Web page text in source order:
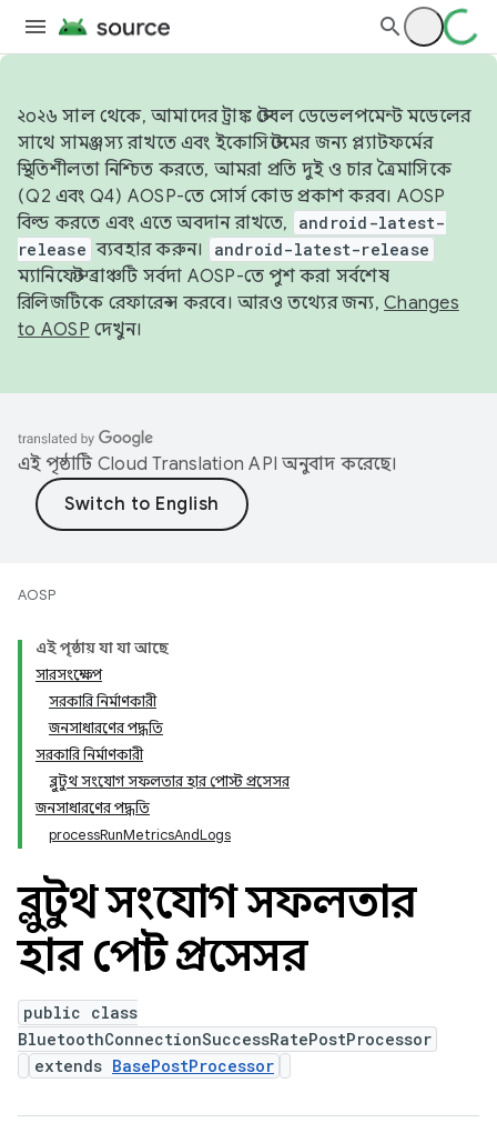
২০২৬ সাল থেকে, আমাদের ট্রাঙ্ক স্টেবল ডেভেলপমেন্ট মডেলের
সাথে সামঞ্জস্য রাখতে এবং ইকোসিস্টেমের জন্য প্ল্যাটফর্মের
স্থিতিশীলতা নিশ্চিত করতে, আমরা প্রতি দুই ও চার ত্রৈমাসিকে
(Q2 এবং Q4) AOSP-তে সোর্স কোড প্রকাশ করব। AOSP
বিল্ড করতে এবং এতে অবদান রাখতে,
android-latest-
release ব্যবহার করুন। android-latest-release
ম্যানিফেস্ট ব্রাঞ্চটি সর্বদা AOSP-তে পুশ করা সর্বশেষ
রিলিজটিকে রেফারেন্স করবে। আরও তথ্যের জন্য, Changes
to AOSP দেখুন।
এই পৃষ্ঠাটি Cloud Translation API অনুবাদ করেছে।
AOSP
এই পৃষ্ঠায় যা যা আছে
সারসংক্ষেপ
সরকারি নির্মাণকারী
জনসাধারণের পদ্ধতি
সরকারি নির্মাণকারী
ব্লুটুথ সংযোগ সফলতার হার পোস্ট প্রসেসর
জনসাধারণের পদ্ধতি
processRunMetricsAndLogs
ব্লুটুথ সংযোগ সফলতার
হার পোস্ট প্রসেসর
public class
BluetoothConnectionSuccessRatePostProcessor
extends BasePostProcessor